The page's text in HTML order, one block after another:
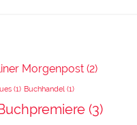
Morgenpost (2)
(1) Buchhandel (1)
(3)